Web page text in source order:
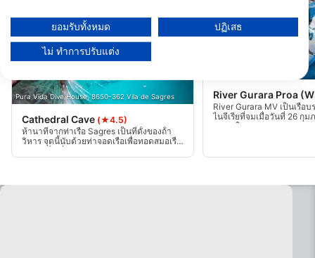
Pura Vida Dive House, 8650-362 Vila de Sagres
Cathedral Cave (★4.5)
ห้านาทีจากท่าเรือ Sagres เป็นที่ตั้งของถ้ํา
วิหาร จุดนี้นับด้วยท่าจอดเรือเพื่อทอดสมอเรือ
การดําน้ําเริ่มต้นด้วยความลึก 15 ม. และจะ
ตื้นขึ้นเมื่อคุณเข้าไปในถ้ํา แผนผังของถ้ําเป็น
River Gurara Proa
River Gurara MV เป็นเรือ
ไนจีเรียที่จมเมื่อวันที่ 26 กุม
2532 ใน Cape Espichel ร
ความลึกเฉลี่ย 28 ม.
ความยินยอมของคุณและนโยบาย cookie มีผลกับเว็บไซต์/แอปนี้เท่านั้น
ดูรายชื่อพันธมิตร (1 ผู้จำหน่าย IAB)
เราใช้ข้อมูลของคุณเพื่อวัตถุประสงค์ดังต่อไปนี้:
Store and/or access information on a device
Use limited data to select advertising
Create profiles for personalised advertising
ยอมรับทั้งหมด ปฏิเสธ
ไม่ ทำการปรับแต่ง